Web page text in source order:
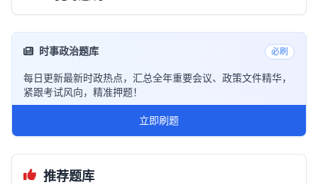
时事政治题库 必刷
每日更新最新时政热点，汇总全年重要会议、政策文件精华，
紧跟考试风向，精准押题！
立即刷题
推荐题库